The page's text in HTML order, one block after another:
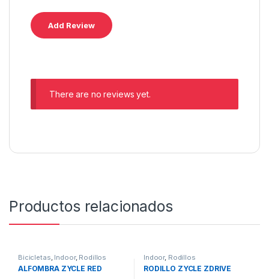
There are no reviews yet.
Productos relacionados
Bicicletas Indoor, Rodillos
ALFOMBRA ZYCLE RED
Indoor, Rodillos
RODILLO ZYCLE ZDRIVE